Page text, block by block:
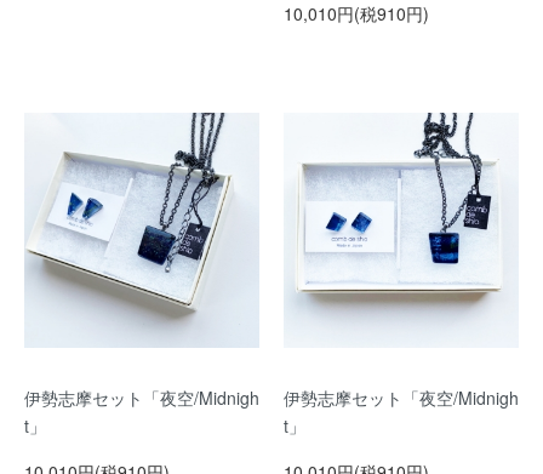
10,010円(税910円)
伊勢志摩セット「夜空/Midnigh
t」
伊勢志摩セット「夜空/Midnigh
t」